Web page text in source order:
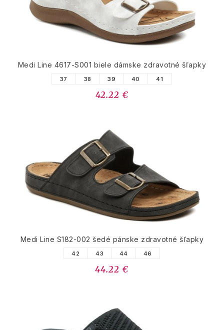
Medi Line 4617-S001 biele dámske zdravotné šľapky
37 38 39 40 41
42.22 €
Medi Line S182-002 šedé pánske zdravotné šľapky
42 43 44 46
44.22 €